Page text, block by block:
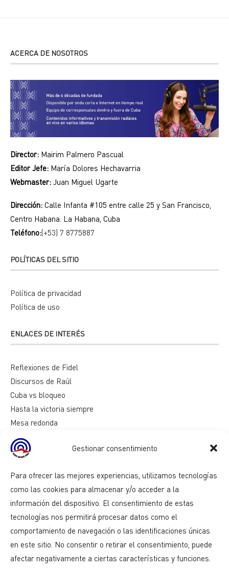
Gestionar consentimiento
Para ofrecer las mejores experiencias, utilizamos tecnologías
como las cookies para almacenar y/o acceder a la
información del dispositivo. El consentimiento de estas
tecnologías nos permitirá procesar datos como el
comportamiento de navegación o las identificaciones únicas
en este sitio. No consentir o retirar el consentimiento, puede
afectar negativamente a ciertas características y funciones.
ACERCA DE NOSOTROS
Director: Mairim Palmero Pascual
Editor Jefe: María Dolores Hechavarria
Webmaster: Juan Miguel Ugarte
Dirección: Calle Infanta #105 entre calle 25 y San Francisco,
Centro Habana. La Habana, Cuba
Teléfono:(+53) 7 8775887
POLÍTICAS DEL SITIO
Política de privacidad
Política de uso
ENLACES DE INTERÉS
Reflexiones de Fidel
Discursos de Raúl
Cuba vs bloqueo
Hasta la victoria siempre
Mesa redonda
Razones de Cuba